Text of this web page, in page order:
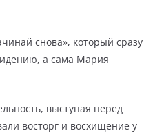
снова», который сразу
а сама Мария
выступая перед
восторг и восхищение у